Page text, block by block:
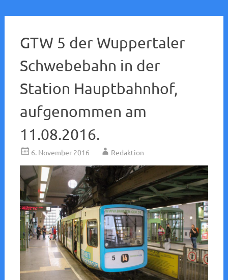
GTW 5 der Wuppertaler
Schwebebahn in der
Station Hauptbahnhof,
aufgenommen am
11.08.2016.
6. November 2016 Redaktion